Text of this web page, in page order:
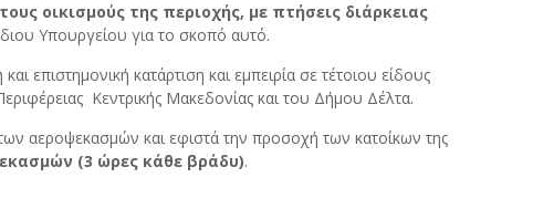
οικισμούς της περιοχής, με πτήσεις διάρκειας
Υπουργείου για το σκοπό αυτό.
επιστημονική κατάρτιση και εμπειρία σε τέτοιου είδους
Κεντρικής Μακεδονίας και του Δήμου Δέλτα.
αεροψεκασμών και εφιστά την προσοχή των κατοίκων της
(3 ώρες κάθε βράδυ).